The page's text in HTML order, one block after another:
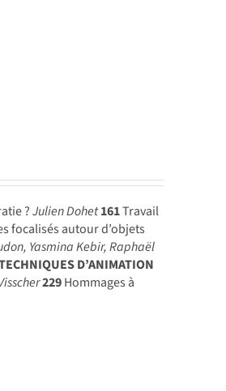
?Julien Dohet161Travail
focalisés autour d’objets
Yasmina Kebir, Raphaël
D’ANIMATION
229Hommages à